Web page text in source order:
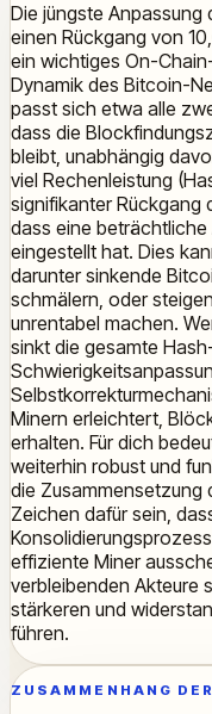
Die jüngste
einen Rückgang von
ein wichtiges On-
Dynamik des Bitcoin-
passt sich etwa alle
dass die
bleibt, unabhängig
viel Rechenleistung
signifikanter Rückgang
dass eine
eingestellt hat. Dies
darunter sinkende
schmälern, oder
unrentabel machen.
sinkt die gesamte
Minern erleichtert,
erhalten. Für dich
weiterhin robust und
die Zusammensetzung
Zeichen dafür sein,
effiziente Miner
verbleibenden Akteure
stärkeren und
führen.
ZUSAMMENHANG